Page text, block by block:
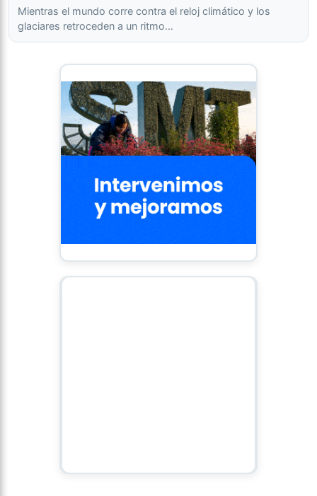
Mientras el mundo corre contra el reloj climático y los
glaciares retroceden a un ritmo…